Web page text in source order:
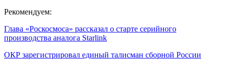
Рекомендуем:
Глава «Роскосмоса» рассказал о старте серийного
производства аналога Starlink
ОКР зарегистрировал единый талисман сборной России